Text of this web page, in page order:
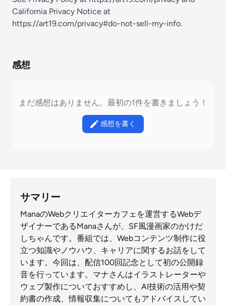
California Privacy Notice at
https://art19.com/privacy#do-not-sell-my-info.
感想
まだ感想はありません。最初の1件を書きましょう！
感想を書く
サマリー
ManaのWebクリエイターカフェを運営するWebデ
ザイナーであるManaさんが、SF風漫画家のかけだ
しちゃんです。番組では、Webコンテンツ制作に役
立つ知識やノウハウ、キャリアに関するお話をして
います。今回は、配信100回記念として初の公開録
音を行っています。マナさんはイラストレーターや
ウェブ製作についておすすめし、AI技術の活用や契
約書の作成、情報収集についてもアドバイスしてい